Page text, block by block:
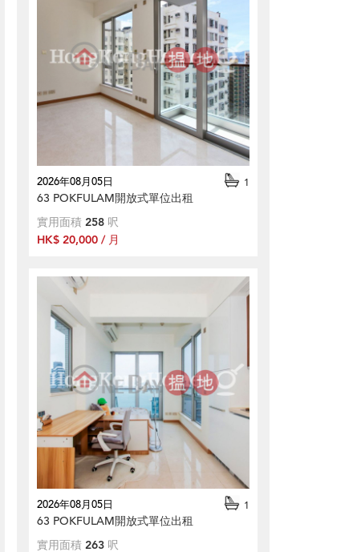
2026年08月05日 1
63 POKFULAM開放式單位出租
實用面積 258 呎
HK$ 20,000 / 月
2026年08月05日 1
63 POKFULAM開放式單位出租
實用面積 263 呎